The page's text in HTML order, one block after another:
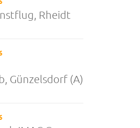
Rheidt
Günzelsdorf (A)